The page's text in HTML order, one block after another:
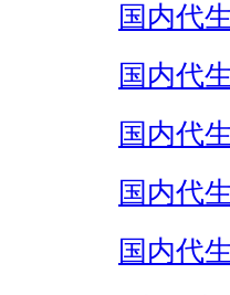
国内代
国内代
国内代
国内代
国内代